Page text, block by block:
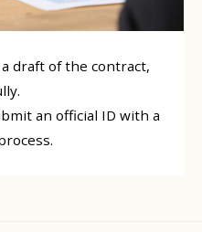
draft of the contract,
an official ID with a